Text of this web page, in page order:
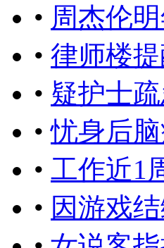
• 周杰伦
• 律师楼
• 疑护士
•忧身后
• 工作近1
• 因游戏